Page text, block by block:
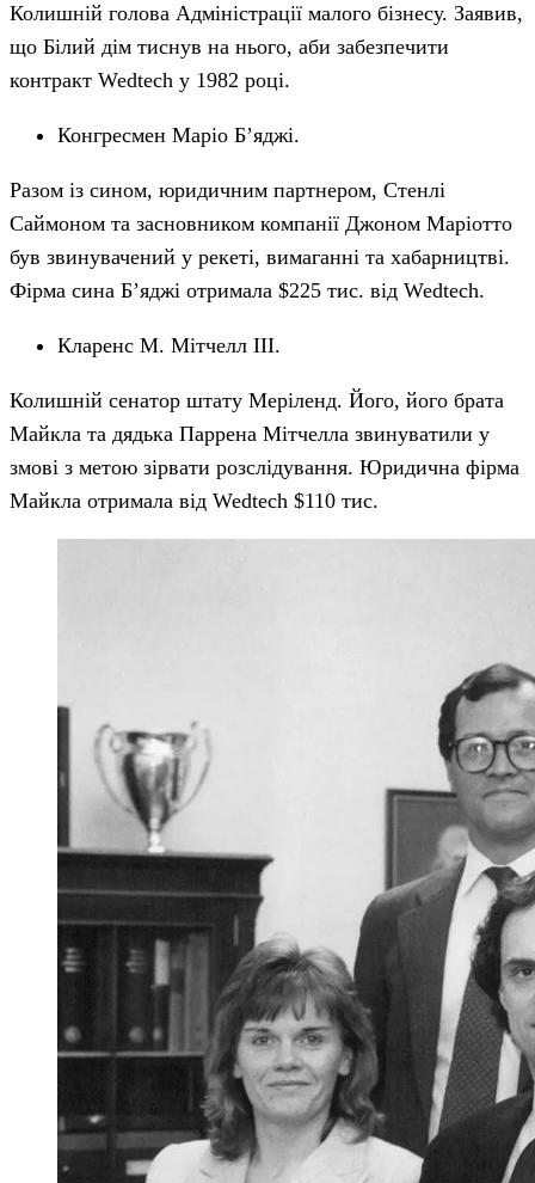
Колишній голова Адміністрації малого бізнесу. Заявив,
що Білий дім тиснув на нього, аби забезпечити
контракт Wedtech у 1982 році.
Конгресмен Маріо Б’яджі.
Разом із сином, юридичним партнером, Стенлі
Саймоном та засновником компанії Джоном Маріотто
був звинувачений у рекеті, вимаганні та хабарництві.
Фірма сина Б’яджі отримала $225 тис. від Wedtech.
Кларенс М. Мітчелл III.
Колишній сенатор штату Меріленд. Його, його брата
Майкла та дядька Паррена Мітчелла звинуватили у
змові з метою зірвати розслідування. Юридична фірма
Майкла отримала від Wedtech $110 тис.